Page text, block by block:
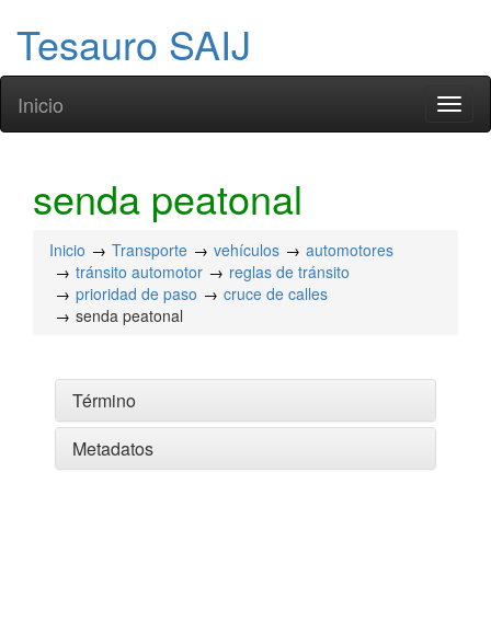
Tesauro SAIJ
Inicio
senda peatonal
Inicio Transporte vehículos
automotores
tránsito automotor
reglas de tránsito
prioridad de paso
cruce de calles
senda peatonal
Término
Metadatos